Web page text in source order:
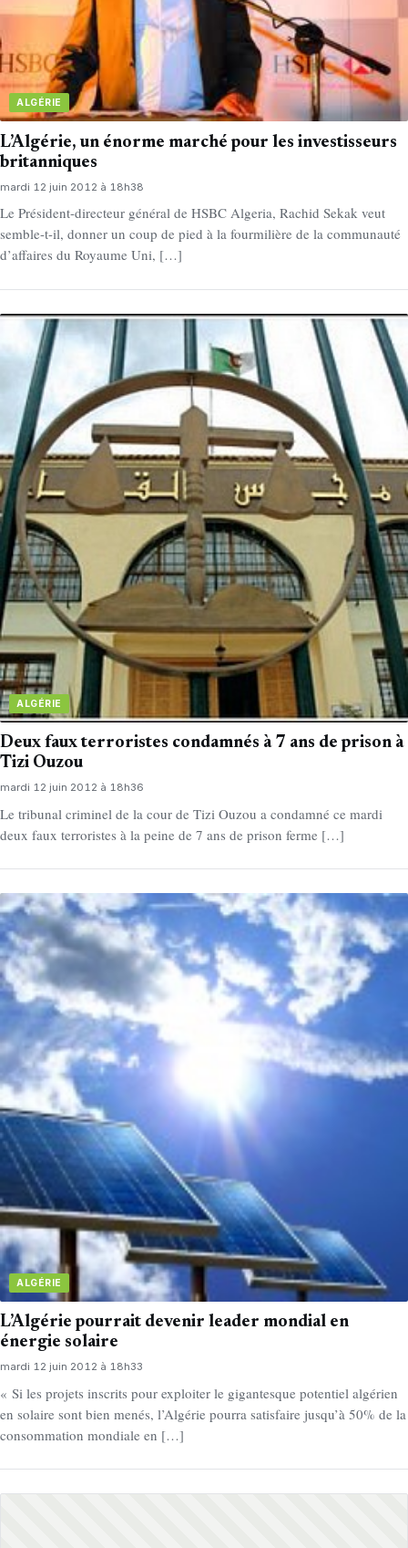
ALGÉRIE
L’Algérie, un énorme marché pour les investisseurs
britanniques
mardi 12 juin 2012 à 18h38
Le Président-directeur général de HSBC Algeria, Rachid Sekak veut
semble-t-il, donner un coup de pied à la fourmilière de la communauté
d’affaires du Royaume Uni, […]
ALGÉRIE
Deux faux terroristes condamnés à 7 ans de prison à
Tizi Ouzou
mardi 12 juin 2012 à 18h36
Le tribunal criminel de la cour de Tizi Ouzou a condamné ce mardi
deux faux terroristes à la peine de 7 ans de prison ferme […]
ALGÉRIE
L’Algérie pourrait devenir leader mondial en
énergie solaire
mardi 12 juin 2012 à 18h33
« Si les projets inscrits pour exploiter le gigantesque potentiel algérien
en solaire sont bien menés, l’Algérie pourra satisfaire jusqu’à 50% de la
consommation mondiale en […]